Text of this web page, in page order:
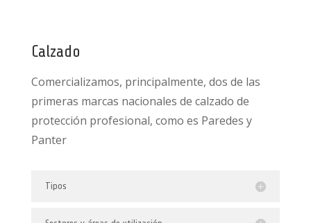
Calzado
Comercializamos, principalmente, dos de las
primeras marcas nacionales de calzado de
protección profesional, como es Paredes y
Panter
Tipos